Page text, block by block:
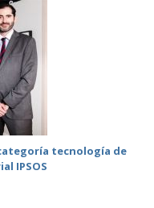
tecnología de
IPSOS